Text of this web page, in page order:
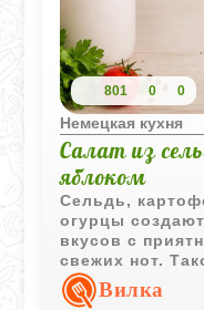
801 0 0
Немецкая кухня
Салат из
яблоком
Сельдь,
огурцы
вкусов с
свежих нот.
для
праздничного
Вилка